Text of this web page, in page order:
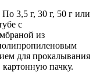
По 3,5 г, 30 г, 50 г или
с
из
для прокалывания
пачку.